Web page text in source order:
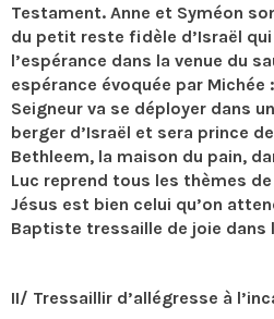
Testament. Anne et Syméon
du petit reste fidèle d’Israël
l’espérance dans la venue du
espérance évoquée par Michée
Seigneur va se déployer dans
berger d’Israël et sera prince
Bethleem, la maison du pain,
Luc reprend tous les thèmes
Jésus est bien celui qu’on
Baptiste tressaille de joie dans
II/ Tressaillir d’allégresse à